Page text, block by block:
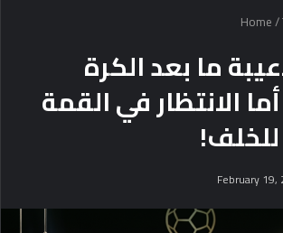
/
ما بعد الكرة
الانتظار في القمة
للخلف!
February 19,